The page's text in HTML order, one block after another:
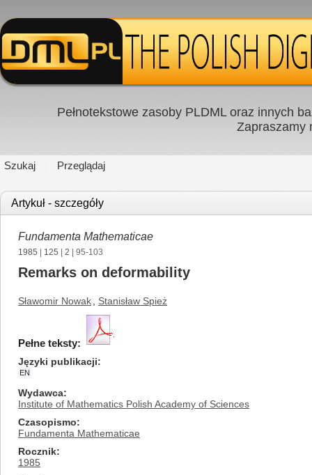
Pełnotekstowe zasoby PLDML oraz innych
Zapraszamy
Szukaj Przeglądaj
Artykuł - szczegóły
Fundamenta Mathematicae
1985 125 2 | 95-103
Remarks on deformability
Sławomir Nowak Stanisław Spież
Pełne teksty:
Języki publikacji
EN
Wydawca
Institute of Mathematics Polish Academy of Sciences
Czasopismo
Fundamenta Mathematicae
Rocznik
1985